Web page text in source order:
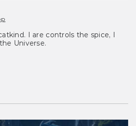
I are controls the spice, I
Universe.